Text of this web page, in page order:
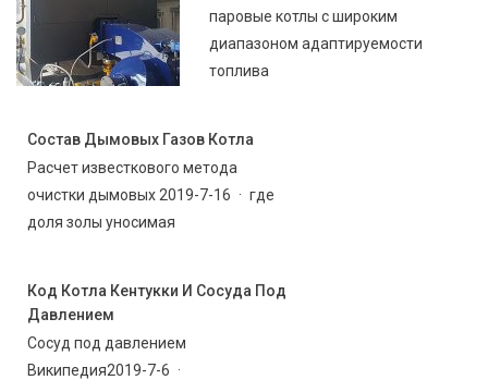
паровые котлы с широким
диапазоном адаптируемости
топлива
Состав Дымовых Газов Котла
Расчет известкового метода
очистки дымовых 2019-7-16 · где
доля золы уносимая
Код Котла Кентукки И Сосуда Под
Давлением
Сосуд под давлением
Википедия2019-7-6 ·